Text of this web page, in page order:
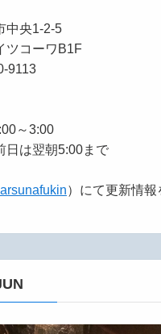
中央1-2-5
ツコーワB1F
9113
～3:00
日は翌朝5:00まで
）にて更新情